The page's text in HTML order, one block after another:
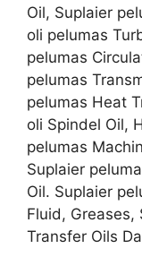
Oil, Suplaier
oli pelumas
pelumas
pelumas
pelumas Heat
oli Spindel Oil,
pelumas
Suplaier
Oil. Suplaier
Fluid, Greases,
Transfer Oils